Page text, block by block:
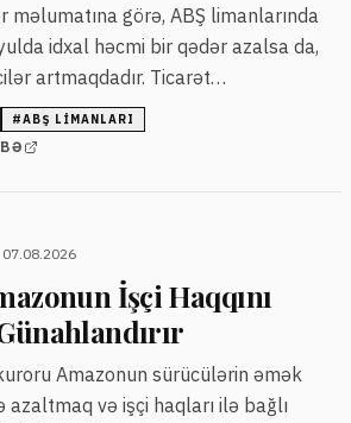
görə, ABŞ limanlarında
idxal həcmi bir qədər azalsa da,
artmaqdadır. Ticarət
azalacağı gözlənilsə də, 2026-cı
yüksək olması
#ABŞ LIMANLARI
İşçi Haqqını
Amazonun sürücülərin əmək
azaltmaq və işçi haqları ilə bağlı